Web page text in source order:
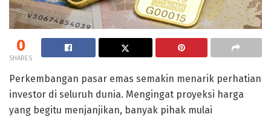
0
SHARES
Perkembangan pasar emas semakin menarik perhatian
investor di seluruh dunia. Mengingat proyeksi harga
yang begitu menjanjikan, banyak pihak mulai